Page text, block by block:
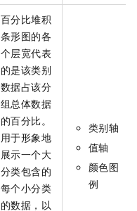
百分比堆积
条形图的各
个层宽代表
的是该类别
数据占该分
组总体数据
的百分比。
用于形象地
展示一个大
分类包含的
每个小分类
的数据，以
类别轴
值轴
颜色图
例